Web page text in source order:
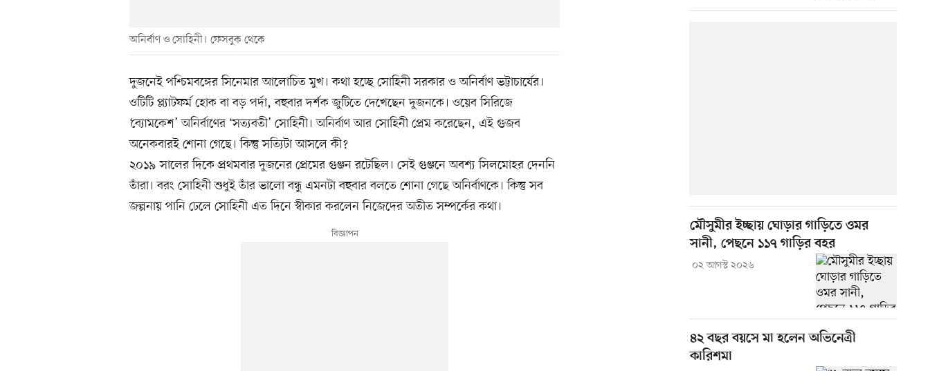
অনির্বাণ ও সোহিনী। ফেসবুক থেকে
দুজনেই পশ্চিমবঙ্গের সিনেমার আলোচিত মুখ। কথা হচ্ছে সোহিনী সরকার ও অনির্বাণ ভট্টাচার্যের।
ওটিটি প্ল্যাটফর্ম হোক বা বড় পর্দা, বহুবার দর্শক জুটিতে দেখেছেন দুজনকে। ওয়েব সিরিজে
‘ব্যোমকেশ’ অনির্বাণের ‘সত্যবতী’ সোহিনী। অনির্বাণ আর সোহিনী প্রেম করেছেন, এই গুজব
অনেকবারই শোনা গেছে। কিন্তু সত্যিটা আসলে কী?
২০১৯ সালের দিকে প্রথমবার দুজনের প্রেমের গুঞ্জন রটেছিল। সেই গুঞ্জনে অবশ্য সিলমোহর দেননি
তাঁরা। বরং সোহিনী শুধুই তাঁর ভালো বন্ধু এমনটা বহুবার বলতে শোনা গেছে অনির্বাণকে। কিন্তু সব
জল্পনায় পানি ঢেলে সোহিনী এত দিনে স্বীকার করলেন নিজেদের অতীত সম্পর্কের কথা।
মৌসুমীর ইচ্ছায় ঘোড়ার গাড়িতে ওমর
সানী, পেছনে ১১৭ গাড়ির বহর
০২ আগস্ট ২০২৬
৪২ বছর বয়সে মা হলেন অভিনেত্রী
কারিশমা